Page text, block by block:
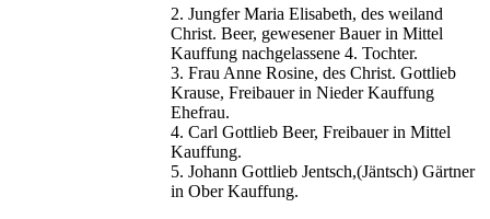
2. Jungfer Maria Elisabeth, des weiland
Christ. Beer, gewesener Bauer in Mittel
Kauffung nachgelassene 4. Tochter.
3. Frau Anne Rosine, des Christ. Gottlieb
Krause, Freibauer in Nieder Kauffung
Ehefrau.
4. Carl Gottlieb Beer, Freibauer in Mittel
Kauffung.
5. Johann Gottlieb Jentsch,(Jäntsch) Gärtner
in Ober Kauffung.